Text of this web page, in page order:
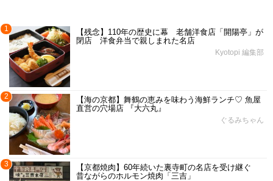
1
【残念】110年の歴史に幕 老舗洋食店「開陽亭」が
閉店 洋食弁当で親しまれた名店
Kyotopi 編集部
2
【海の京都】舞鶴の恵みを味わう海鮮ランチ♡ 魚屋
直営の穴場店 『大六丸』
ぐるみちゃん
3
【京都焼肉】60年続いた裏寺町の名店を受け継ぐ
昔ながらのホルモン焼肉「三吉」